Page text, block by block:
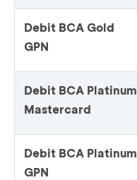
Debit BCA Gold
GPN
Debit BCA Platinum
Mastercard
Debit BCA Platinum
GPN